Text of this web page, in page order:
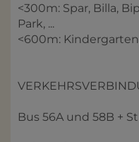
<300m: Spar, Billa,
Park, ...
<600m:
Bus 56A und 58B +